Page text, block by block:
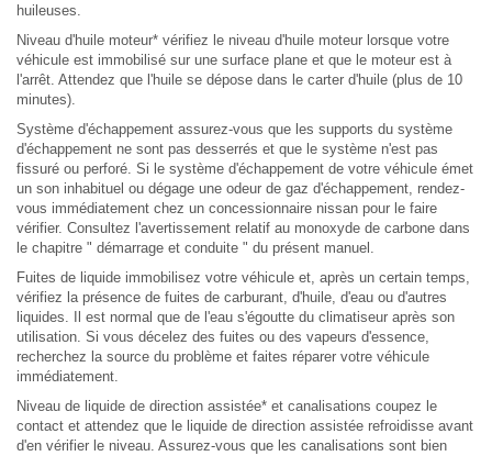
huileuses.
Niveau d'huile moteur* vérifiez le niveau d'huile moteur lorsque votre
véhicule est immobilisé sur une surface plane et que le moteur est à
l'arrêt. Attendez que l'huile se dépose dans le carter d'huile (plus de 10
minutes).
Système d'échappement assurez-vous que les supports du système
d'échappement ne sont pas desserrés et que le système n'est pas
fissuré ou perforé. Si le système d'échappement de votre véhicule émet
un son inhabituel ou dégage une odeur de gaz d'échappement, rendez-
vous immédiatement chez un concessionnaire nissan pour le faire
vérifier. Consultez l'avertissement relatif au monoxyde de carbone dans
le chapitre " démarrage et conduite " du présent manuel.
Fuites de liquide immobilisez votre véhicule et, après un certain temps,
vérifiez la présence de fuites de carburant, d'huile, d'eau ou d'autres
liquides. Il est normal que de l'eau s'égoutte du climatiseur après son
utilisation. Si vous décelez des fuites ou des vapeurs d'essence,
recherchez la source du problème et faites réparer votre véhicule
immédiatement.
Niveau de liquide de direction assistée* et canalisations coupez le
contact et attendez que le liquide de direction assistée refroidisse avant
d'en vérifier le niveau. Assurez-vous que les canalisations sont bien